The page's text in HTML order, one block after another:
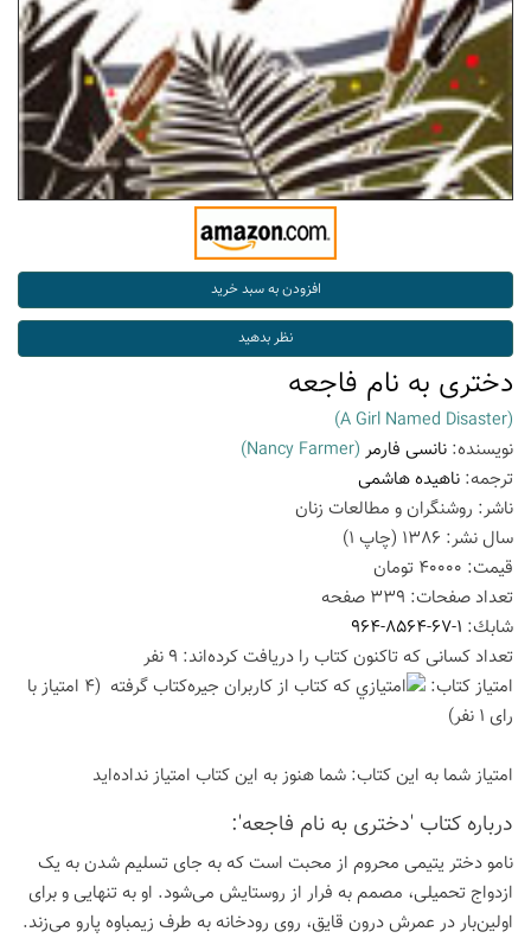
دختری به نام فاجعه
(A Girl Named Disaster)
نویسنده: نانسی فارمر (Nancy Farmer)
ترجمه: ناهیده هاشمی
ناشر: روشنگران و مطالعات زنان
سال نشر: 1386 (چاپ 1
)
قیمت: 40000 تومان
تعداد صفحات: 339 صفحه
شابك: 964-8564-67-1
تعداد كسانی كه تاكنون كتاب را دریافت كرده‌اند: 9 نفر
امتیاز كتاب:
(4 امتیاز با
رای 1 نفر)
امتیاز شما به این كتاب: شما هنوز به این كتاب امتیاز نداده‌اید
درباره كتاب 'دختری به نام فاجعه':
نامو دختر یتیمی محروم از محبت است که به جای تسلیم شدن به یک
ازدواج تحمیلی، مصمم به فرار از روستایش می‌شود. او به تنهایی و برای
اولین‌بار در عمرش درون قایق، روی رودخانه به طرف زیمباوه پارو می‌زند.